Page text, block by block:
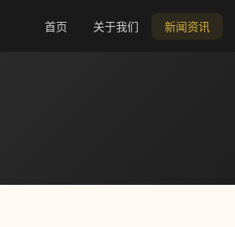
首页 关于我们 新闻资讯